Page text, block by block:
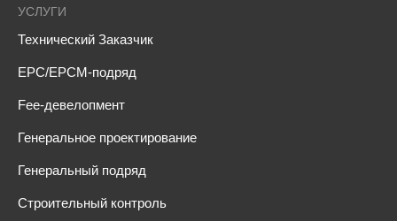
УСЛУГИ
Технический Заказчик
EPC/EPCM-подряд
Fee-девелопмент
Генеральное проектирование
Генеральный подряд
Строительный контроль